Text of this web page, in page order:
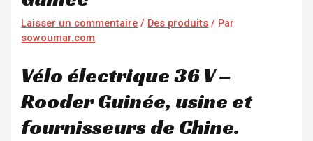
Laisser un commentaire / Des produits / Par
sowoumar.com
Vélo électrique 36 V –
Rooder Guinée, usine et
fournisseurs de Chine.